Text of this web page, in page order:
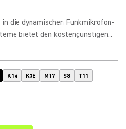
die dynamischen Funkmikrofon-
bietet den kostengünstigen...
K14 K3E M17 S8 T11